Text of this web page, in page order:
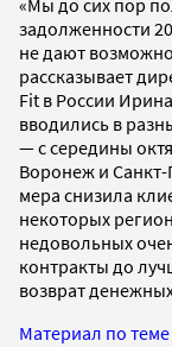
«Мы до сих пор
задолженности
не дают
рассказывает
Fit в России
вводились в
— с середины
Воронеж и
мера снизила
некоторых
недовольных
контракты до
возврат
Материал по теме